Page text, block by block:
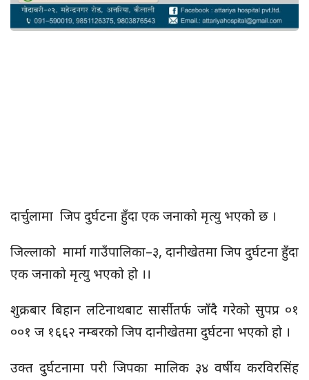
दार्चुलामा जिप दुर्घटना हुँदा एक जनाको मृत्यु भएको छ ।
जिल्लाको मार्मा गाउँपालिका–३, दानीखेतमा जिप दुर्घटना हुँदा
एक जनाको मृत्यु भएको हो ।।
शुक्रबार बिहान लटिनाथबाट सार्सीतर्फ जाँदै गरेको सुपप्र ०१
००१ ज १६६२ नम्बरको जिप दानीखेतमा दुर्घटना भएको हो ।
उक्त दुर्घटनामा परी जिपका मालिक ३४ वर्षीय करविरसिंह